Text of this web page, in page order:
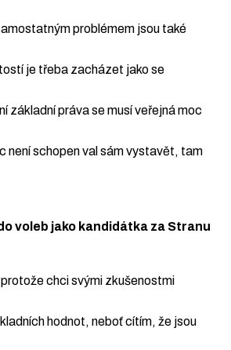
problémem jsou také
je třeba zacházet jako se
základní práva se musí veřejná moc
není schopen val sám vystavět, tam
voleb jako kandidátka za Stranu
chci svými zkušenostmi
hodnot, neboť cítím, že jsou